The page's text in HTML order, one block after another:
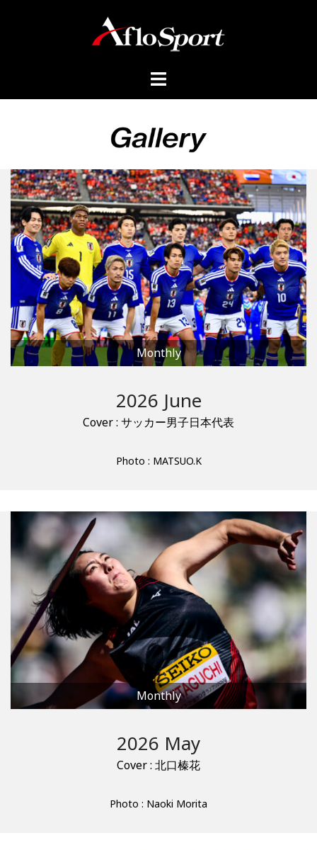
Monthly
2026 June
Cover : サッカー男子日本代表
Photo : MATSUO.K
Monthly
2026 May
Cover : 北口榛花
Photo : Naoki Morita